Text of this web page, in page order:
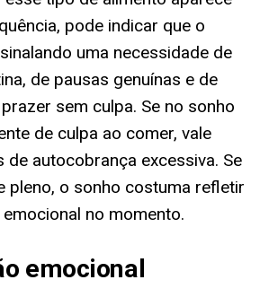
pode indicar que o
uma necessidade de
de pausas genuínas e de
sem culpa. Se no sonho
de culpa ao comer, vale
de autocobrança excessiva. Se
pleno, o sonho costuma refletir
no momento.
emocional